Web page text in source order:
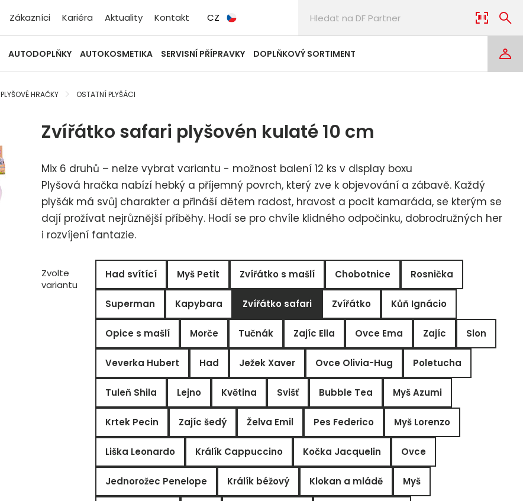
Zákazníci Kariéra Aktuality Kontakt CZ
AUTODOPLŇKY AUTOKOSMETIKA SERVISNÍ PŘÍPRAVKY DOPLŇKOVÝ SORTIMENT
PLYŠOVÉ HRAČKY OSTATNÍ PLYŠÁCI
Zvířátko safari plyšovén kulaté 10 cm
Mix 6 druhů – nelze vybrat variantu - možnost balení 12 ks v display boxu
Plyšová hračka nabízí hebký a příjemný povrch, který zve k objevování a zábavě. Každý
plyšák má svůj charakter a přináší dětem radost, hravost a pocit kamaráda, se kterým se
dají prožívat nejrůznější příběhy. Hodí se pro chvíle klidného odpočinku, dobrodružných her
i rozvíjení fantazie.
Zvolte
variantu
Had svítící Myš Petit Zvířátko s mašlí Chobotnice Rosnička
Superman Kapybara Zvířátko safari Zvířátko Kůň Ignácio
Opice s mašlí Morče Tučnák Zajíc Ella Ovce Ema Zajíc Slon
Veverka Hubert Had Ježek Xaver Ovce Olivia-Hug Poletucha
Tuleň Shila Lejno Květina Svišť Bubble Tea Myš Azumi
Krtek Pecin Zajíc šedý Želva Emil Pes Federico Myš Lorenzo
Liška Leonardo Králík Cappuccino Kočka Jacquelin Ovce
Jednorožec Penelope Králík béžový Klokan a mládě Myš